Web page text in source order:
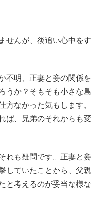
せんが、後追い心中をす
不明、正妻と妾の関係を
うか？そもそも小さな島
方なかった気もします。
ば、兄弟のそれからも変
れも疑問です。正妻と妾
していたことから、父親
と考えるのが妥当な様な